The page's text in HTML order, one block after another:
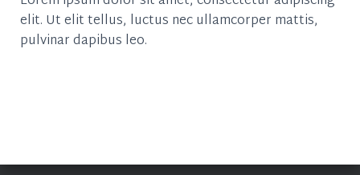
elit. Ut elit tellus, luctus nec ullamcorper mattis,
pulvinar dapibus leo.